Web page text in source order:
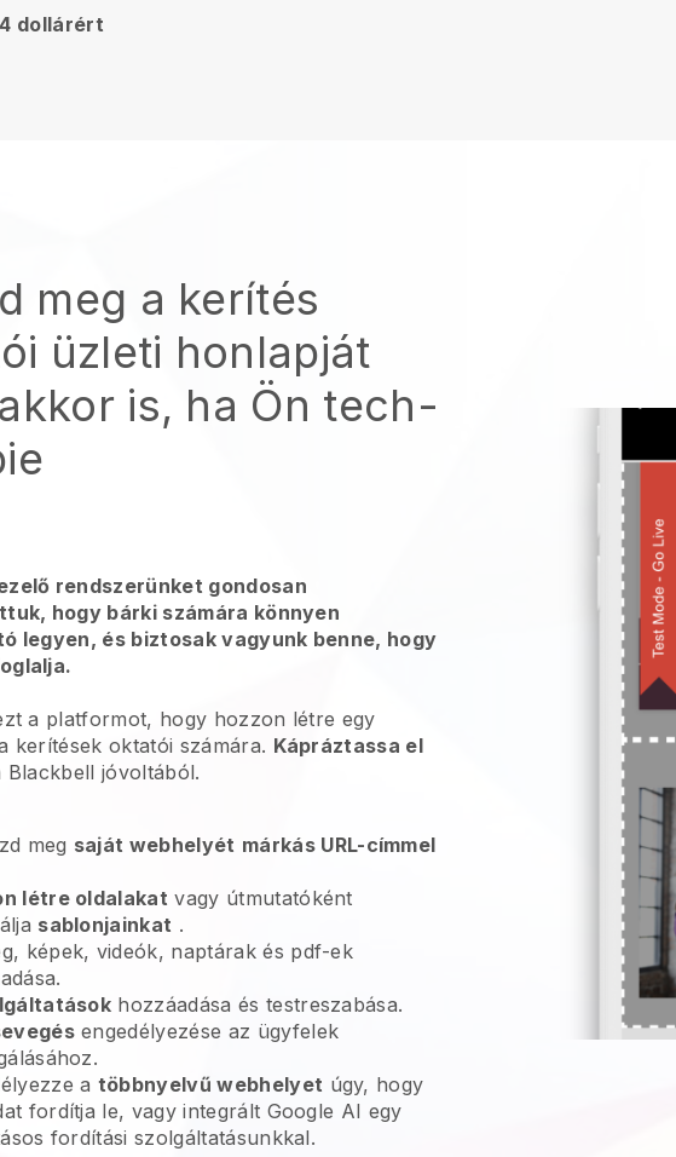
dollárért
meg a kerítés
üzleti honlapját
is, ha Ön tech-
rendszerünket gondosan
hogy bárki számára könnyen
legyen, és biztosak vagyunk benne, hogy
a platformot, hogy hozzon létre egy
kerítések oktatói számára. Kápráztassa el
Blackbell jóvoltából.
meg saját webhelyét márkás URL-címmel
létre oldalakat vagy útmutatóként
sablonjainkat .
képek, videók, naptárak és pdf-ek
hozzáadása és testreszabása.
engedélyezése az ügyfelek
a többnyelvű webhelyet úgy, hogy
fordítja le, vagy integrált Google AI egy
fordítási szolgáltatásunkkal.